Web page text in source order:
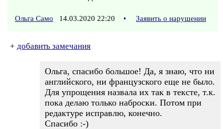
Ольга Само 14.03.2020 22:20 • Заявить о нарушении
+ добавить замечания
Ольга, спасибо большое! Да, я знаю, что ни
английского, ни французского еще не было.
Для упрощения назвала их так в тексте, т.к.
пока делаю только наброски. Потом при
редактуре исправлю, конечно.
Спасибо :-)